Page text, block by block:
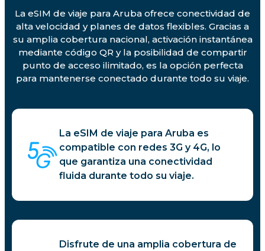
La eSIM de viaje para Aruba ofrece conectividad de
alta velocidad y planes de datos flexibles. Gracias a
su amplia cobertura nacional, activación instantánea
mediante código QR y la posibilidad de compartir
punto de acceso ilimitado, es la opción perfecta
para mantenerse conectado durante todo su viaje.
La eSIM de viaje para Aruba es
compatible con redes 3G y 4G, lo
que garantiza una conectividad
fluida durante todo su viaje.
Disfrute de una amplia cobertura de